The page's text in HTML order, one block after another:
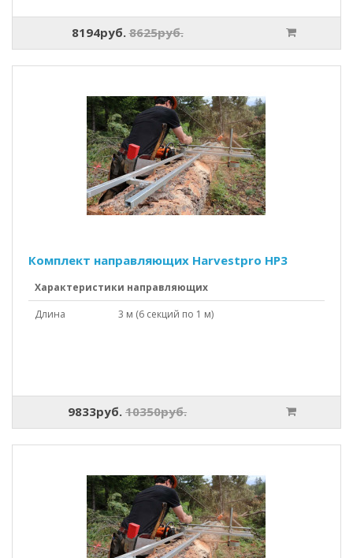
8194руб. 8625руб.
Комплект направляющих Harvestpro HP3
Характеристики направляющих
Длина
3 м (6 секций по 1 м)
9833руб. 10350руб.